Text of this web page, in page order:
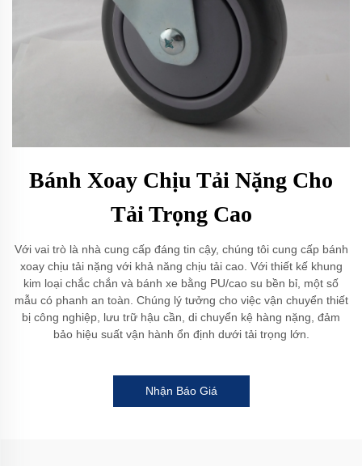
Bánh Xoay Chịu Tải Nặng Cho
Tải Trọng Cao
Với vai trò là nhà cung cấp đáng tin cậy, chúng tôi cung cấp bánh
xoay chịu tải nặng với khả năng chịu tải cao. Với thiết kế khung
kim loại chắc chắn và bánh xe bằng PU/cao su bền bỉ, một số
mẫu có phanh an toàn. Chúng lý tưởng cho việc vận chuyển thiết
bị công nghiệp, lưu trữ hậu cần, di chuyển kệ hàng nặng, đảm
bảo hiệu suất vận hành ổn định dưới tải trọng lớn.
Nhận Báo Giá